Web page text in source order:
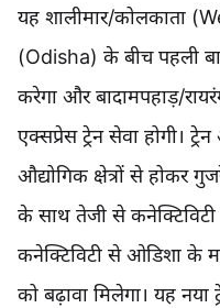
यह शालीमार/कोलकाता
(Odisha) के बीच पहली
करेगा और बादामपहाड़/
एक्सप्रेस ट्रेन सेवा होगी।
औद्योगिक क्षेत्रों से होकर
के साथ तेजी से कनेक्टिविटी
कनेक्टिविटी से ओडिशा के
को बढ़ावा मिलेगा। यह